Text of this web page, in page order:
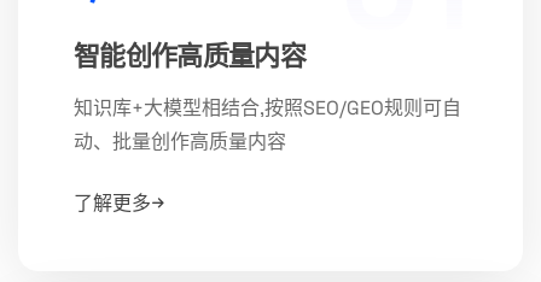
智能创作高质量内容
知识库+大模型相结合,按照SEO/GEO规则可自
动、批量创作高质量内容
了解更多